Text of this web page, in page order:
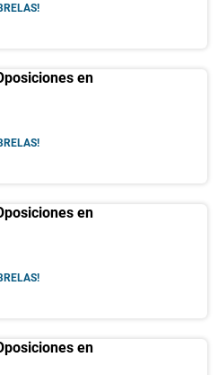
en
en
en